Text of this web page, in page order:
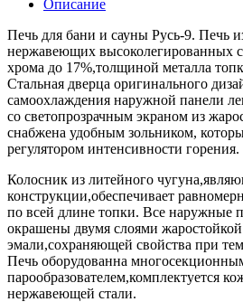
Описание
Печь для бани и сауны Русь-9. Печь
нержавеющих высоколегированных
хрома до 17%,толщиной металла
Стальная дверца оригинального
самоохлаждения наружной панели
со светопрозрачным экраном из
снабжена удобным зольником,
регулятором интенсивности горения.
Колосник из литейного
конструкции,обеспечивает
по всей длине топки. Все наружные
окрашены двумя слоями
эмали,сохраняющей свойства при
Печь оборудованна
парообразователем,комплектуется
нержавеющей стали.